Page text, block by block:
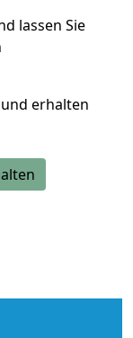
lassen Sie
und erhalten